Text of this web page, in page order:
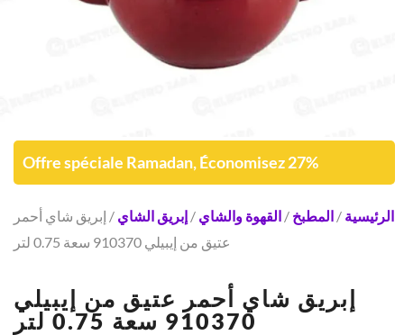
Offre spéciale Ramadan, Économisez 27%
الرئيسية / المطبخ / القهوة والشاي / إبريق الشاي / إبريق شاي أحمر
عتيق من إيبيلي 910370 سعة 0.75 لتر
إبريق شاي أحمر عتيق من إيبيلي
910370 سعة 0.75 لتر